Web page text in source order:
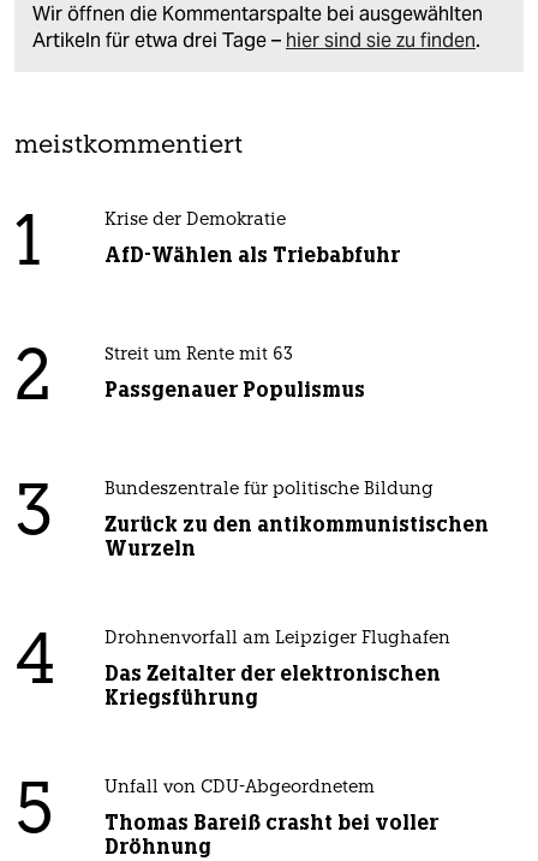
Wir öffnen die Kommentarspalte bei ausgewählten
Artikeln für etwa drei Tage – hier sind sie zu finden.
meistkommentiert
1 Krise der Demokratie
AfD-Wählen als Triebabfuhr
2 Streit um Rente mit 63
Passgenauer Populismus
3 Bundeszentrale für politische Bildung
Zurück zu den antikommunistischen
Wurzeln
4 Drohnenvorfall am Leipziger Flughafen
Das Zeitalter der elektronischen
Kriegsführung
5 Unfall von CDU-Abgeordnetem
Thomas Bareiß crasht bei voller
Dröhnung